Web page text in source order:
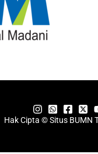
Hak Cipta © Situs BUMN